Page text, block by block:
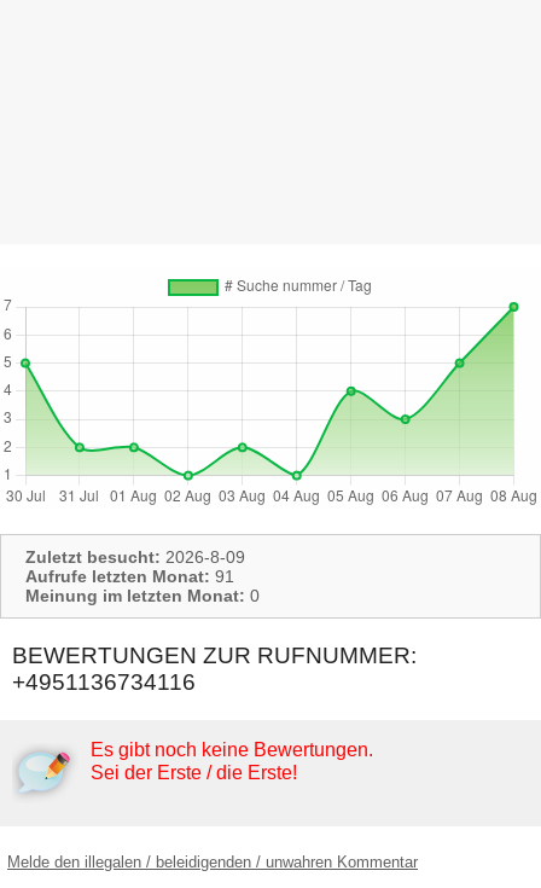
Zuletzt besucht: 2026-8-09
Aufrufe letzten Monat: 91
Meinung im letzten Monat: 0
BEWERTUNGEN ZUR RUFNUMMER:
+4951136734116
Es gibt noch keine Bewertungen.
Sei der Erste / die Erste!
Melde den illegalen / beleidigenden / unwahren Kommentar